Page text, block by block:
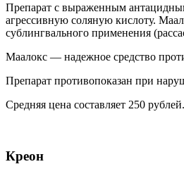
Препарат с выраженным
агрессивную соляную кислоту.
сублингвального применения
Маалокс — надежное средство
Препарат противопоказан при
Средняя цена составляет 250 рублей.
Креон